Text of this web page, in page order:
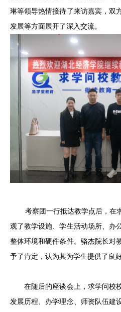
琳等领导热情接待了来访嘉宾，双
发展等方面展开了深入交流。
考察团一行抵达教学点后，在
观了教学设施、学生活动场所、办
整体环境和硬件条件。骆杰院长对
予了肯定，认为其为学生提供了良
在随后的座谈会上，求学问校
发展历程、办学理念、师资队伍建